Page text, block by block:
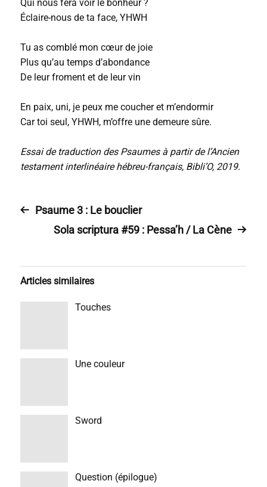
Qui nous fera voir le bonheur ?
Éclaire-nous de ta face, YHWH
Tu as comblé mon cœur de joie
Plus qu’au temps d’abondance
De leur froment et de leur vin
En paix, uni, je peux me coucher et m’endormir
Car toi seul, YHWH, m’offre une demeure sûre.
Essai de traduction des Psaumes à partir de l’Ancien
testament interlinéaire hébreu-français, Bibli’O, 2019.
Psaume 3 : Le bouclier
Sola scriptura #59 : Pessa’h / La Cène
Articles similaires
Touches
Une couleur
Sword
Question (épilogue)